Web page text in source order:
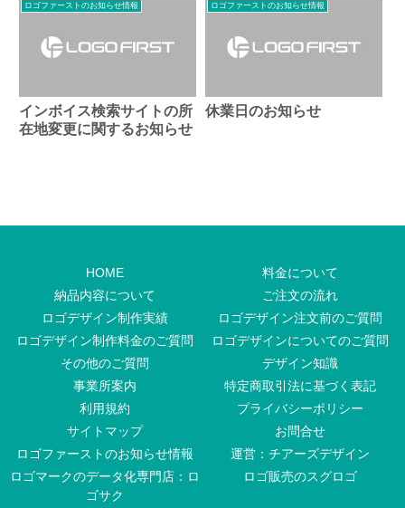
ロゴファーストのお知らせ情報
インボイス検索サイトの所
在地変更に関するお知らせ
ロゴファーストのお知らせ情報
休業日のお知らせ
HOME
料金について
納品内容について
ご注文の流れ
ロゴデザイン制作実績
ロゴデザイン注文前のご質問
ロゴデザイン制作料金のご質問
ロゴデザインについてのご質問
その他のご質問
デザイン知識
事業所案内
特定商取引法に基づく表記
利用規約
プライバシーポリシー
サイトマップ
お問合せ
ロゴファーストのお知らせ情報
運営：チアーズデザイン
ロゴマークのデータ化専門店：ロ
ゴサク
ロゴ販売のスグロゴ